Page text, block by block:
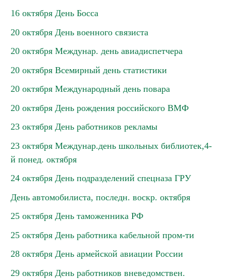
16 октября День Босса
20 октября День военного связиста
20 октября Междунар. день авиадиспетчера
20 октября Всемирный день статистики
20 октября Международный день повара
20 октября День рождения российского ВМФ
23 октября День работников рекламы
23 октября Междунар.день школьных библиотек,4-
й понед. октября
24 октября День подразделений спецназа ГРУ
День автомобилиста, последн. воскр. октября
25 октября День таможенника РФ
25 октября День работника кабельной пром-ти
28 октября День армейской авиации России
29 октября День работников вневедомствен.